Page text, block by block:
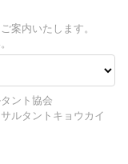
案内いたします。
ント協会
タントキョウカイ